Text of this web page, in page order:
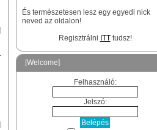
És természetesen lesz egy egyedi nick
neved az oldalon!
Regisztrálni ITTtudsz!
[Welcome]
Felhasználó:
Jelszó: